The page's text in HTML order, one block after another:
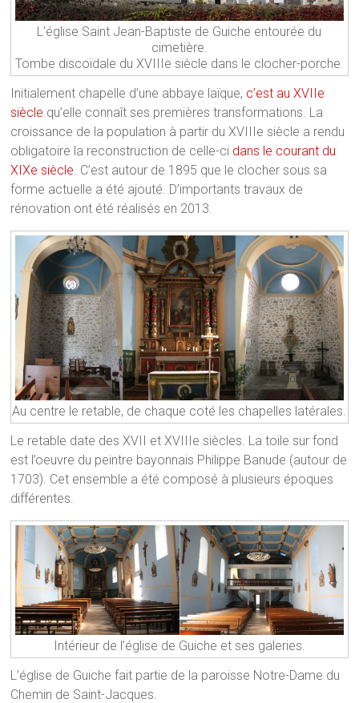
L’église Saint Jean-Baptiste de Guiche entourée du
cimetière.
Tombe discoïdale du XVIIIe siècle dans le clocher-porche.
Initialement chapelle d’une abbaye laïque, c’est au XVIIe
siècle qu’elle connaît ses premières transformations. La
croissance de la population à partir du XVIIIe siècle a rendu
obligatoire la reconstruction de celle-ci dans le courant du
XIXe siècle. C’est autour de 1895 que le clocher sous sa
forme actuelle a été ajouté. D’importants travaux de
rénovation ont été réalisés en 2013.
Au centre le retable, de chaque coté les chapelles latérales.
Le retable date des XVII et XVIIIe siècles. La toile sur fond
est l’oeuvre du peintre bayonnais Philippe Banude (autour de
1703). Cet ensemble a été composé à plusieurs époques
différentes.
Intérieur de l’église de Guiche et ses galeries.
L’église de Guiche fait partie de la paroisse Notre-Dame du
Chemin de Saint-Jacques.